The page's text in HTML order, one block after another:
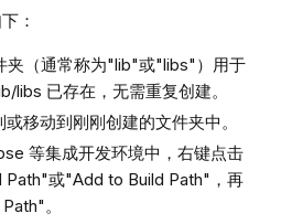
：
夹（通常称为"lib"或"libs"）用于
libs 已存在，无需重复创建。
移动到刚刚创建的文件夹中。
等集成开发环境中，右键点击
Path"或"Add to Build Path"，再
。